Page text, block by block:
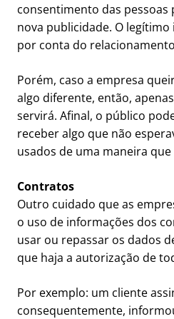
consentimento das pessoas
nova publicidade. O
por conta do
Porém, caso a empresa
algo diferente, então,
servirá. Afinal, o público
receber algo que não
usados de uma maneira
Contratos
Outro cuidado que as
o uso de informações dos
usar ou repassar os dados
que haja a autorização de
Por exemplo: um cliente
consequentemente,